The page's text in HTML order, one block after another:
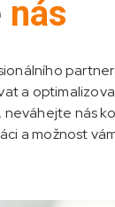
nás
a
neváhejte nás
a možnost